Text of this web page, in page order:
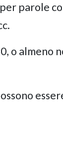
parole
o almeno